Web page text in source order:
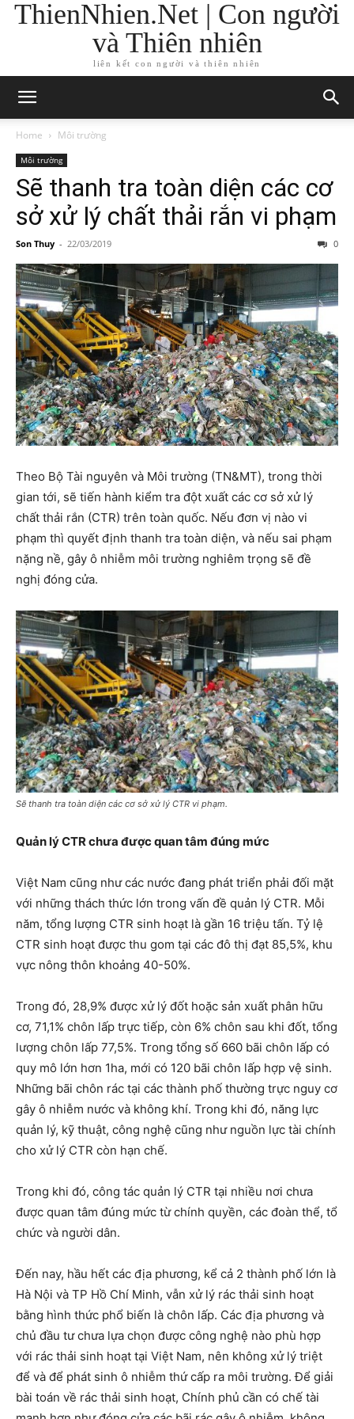
ThienNhien.Net | Con người
và Thiên nhiên
liên kết con người và thiên nhiên
Home Môi trường
Môi trường
Sẽ thanh tra toàn diện các cơ
sở xử lý chất thải rắn vi phạm
Son Thuy - 22/03/2019 0
Theo Bộ Tài nguyên và Môi trường (TN&MT), trong thời
gian tới, sẽ tiến hành kiểm tra đột xuất các cơ sở xử lý
chất thải rắn (CTR) trên toàn quốc. Nếu đơn vị nào vi
phạm thì quyết định thanh tra toàn diện, và nếu sai phạm
nặng nề, gây ô nhiễm môi trường nghiêm trọng sẽ đề
nghị đóng cửa.
Sẽ thanh tra toàn diện các cơ sở xử lý CTR vi phạm.
Quản lý CTR chưa được quan tâm đúng mức
Việt Nam cũng như các nước đang phát triển phải đối mặt
với những thách thức lớn trong vấn đề quản lý CTR. Mỗi
năm, tổng lượng CTR sinh hoạt là gần 16 triệu tấn. Tỷ lệ
CTR sinh hoạt được thu gom tại các đô thị đạt 85,5%, khu
vực nông thôn khoảng 40-50%.
Trong đó, 28,9% được xử lý đốt hoặc sản xuất phân hữu
cơ, 71,1% chôn lấp trực tiếp, còn 6% chôn sau khi đốt, tổng
lượng chôn lấp 77,5%. Trong tổng số 660 bãi chôn lấp có
quy mô lớn hơn 1ha, mới có 120 bãi chôn lấp hợp vệ sinh.
Những bãi chôn rác tại các thành phố thường trực nguy cơ
gây ô nhiễm nước và không khí. Trong khi đó, năng lực
quản lý, kỹ thuật, công nghệ cũng như nguồn lực tài chính
cho xử lý CTR còn hạn chế.
Trong khi đó, công tác quản lý CTR tại nhiều nơi chưa
được quan tâm đúng mức từ chính quyền, các đoàn thể, tổ
chức và người dân.
Đến nay, hầu hết các địa phương, kể cả 2 thành phố lớn là
Hà Nội và TP Hồ Chí Minh, vẫn xử lý rác thải sinh hoạt
bằng hình thức phổ biến là chôn lấp. Các địa phương và
chủ đầu tư chưa lựa chọn được công nghệ nào phù hợp
với rác thải sinh hoạt tại Việt Nam, nên không xử lý triệt
để và để phát sinh ô nhiễm thứ cấp ra môi trường. Để giải
bài toán về rác thải sinh hoạt, Chính phủ cần có chế tài